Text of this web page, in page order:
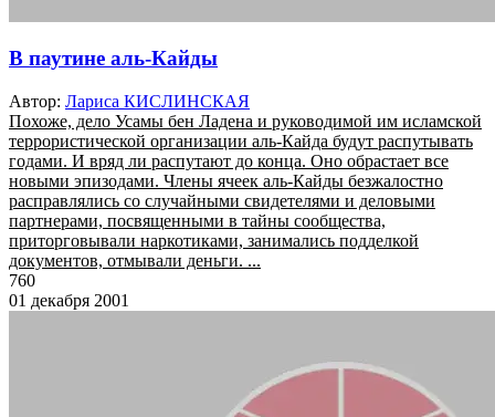
В паутине аль-Кайды
Автор: Лариса КИСЛИНСКАЯ
Похоже, дело Усамы бен Ладена и руководимой им исламской
террористической организации аль-Кайда будут распутывать
годами. И вряд ли распутают до конца. Оно обрастает все
новыми эпизодами. Члены ячеек аль-Кайды безжалостно
расправлялись со случайными свидетелями и деловыми
партнерами, посвященными в тайны сообщества,
приторговывали наркотиками, занимались подделкой
документов, отмывали деньги. ...
760
01 декабря 2001